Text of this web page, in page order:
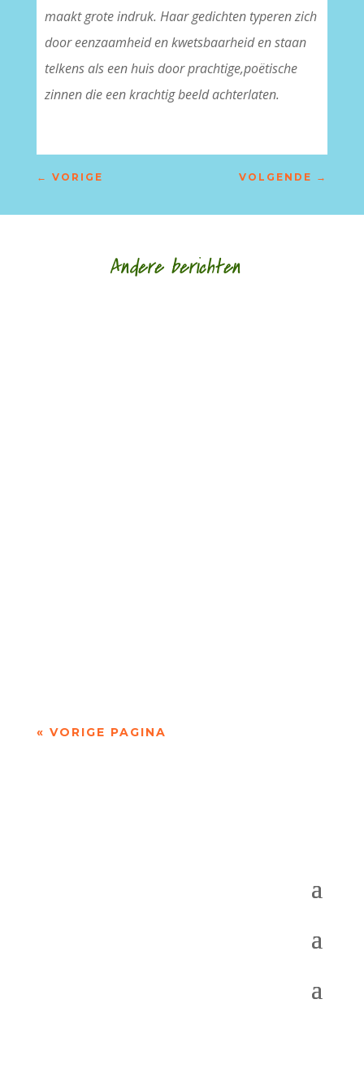
maakt grote indruk. Haar gedichten typeren zich
door eenzaamheid en kwetsbaarheid en staan
telkens als een huis door prachtige,poëtische
zinnen die een krachtig beeld achterlaten.
← VORIGE VOLGENDE →
Andere berichten
« VORIGE PAGINA